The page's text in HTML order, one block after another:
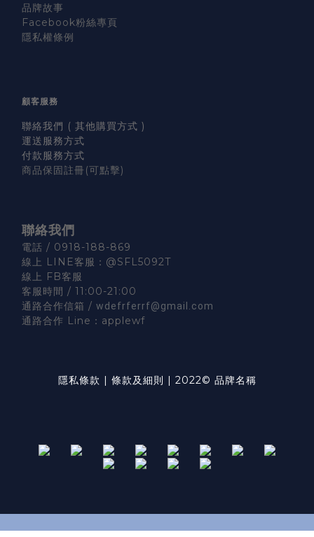
品牌故事
Facebook粉絲專頁
隱私權條例
顧客服務
聯絡我們 ( 其他購買方式 )
運送服務方式
付款服務方式
商品保固註冊 (可點擊)
聯絡我們
電話 / 0918-188-869
線上 LINE客服： @SFL5092T
線上 FB客服
客服時間 / 11:00-21:00
通路合作信箱 / wdefrferrf@gmail.com
通路合作 Line： applewf
隱私條款 | 條款及細則 | 2022© 品牌名稱